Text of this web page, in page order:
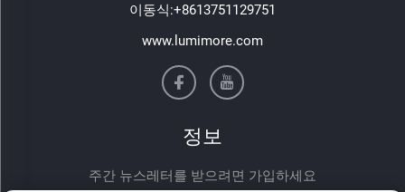
이동식:+8613751129751
www.lumimore.com
정보
주간 뉴스레터를 받으려면 가입하세요